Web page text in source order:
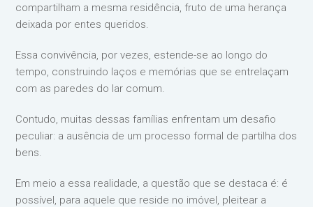
compartilham a mesma residência, fruto de uma herança
deixada por entes queridos.
Essa convivência, por vezes, estende-se ao longo do
tempo, construindo laços e memórias que se entrelaçam
com as paredes do lar comum.
Contudo, muitas dessas famílias enfrentam um desafio
peculiar: a ausência de um processo formal de partilha dos
bens.
Em meio a essa realidade, a questão que se destaca é: é
possível, para aquele que reside no imóvel, pleitear a